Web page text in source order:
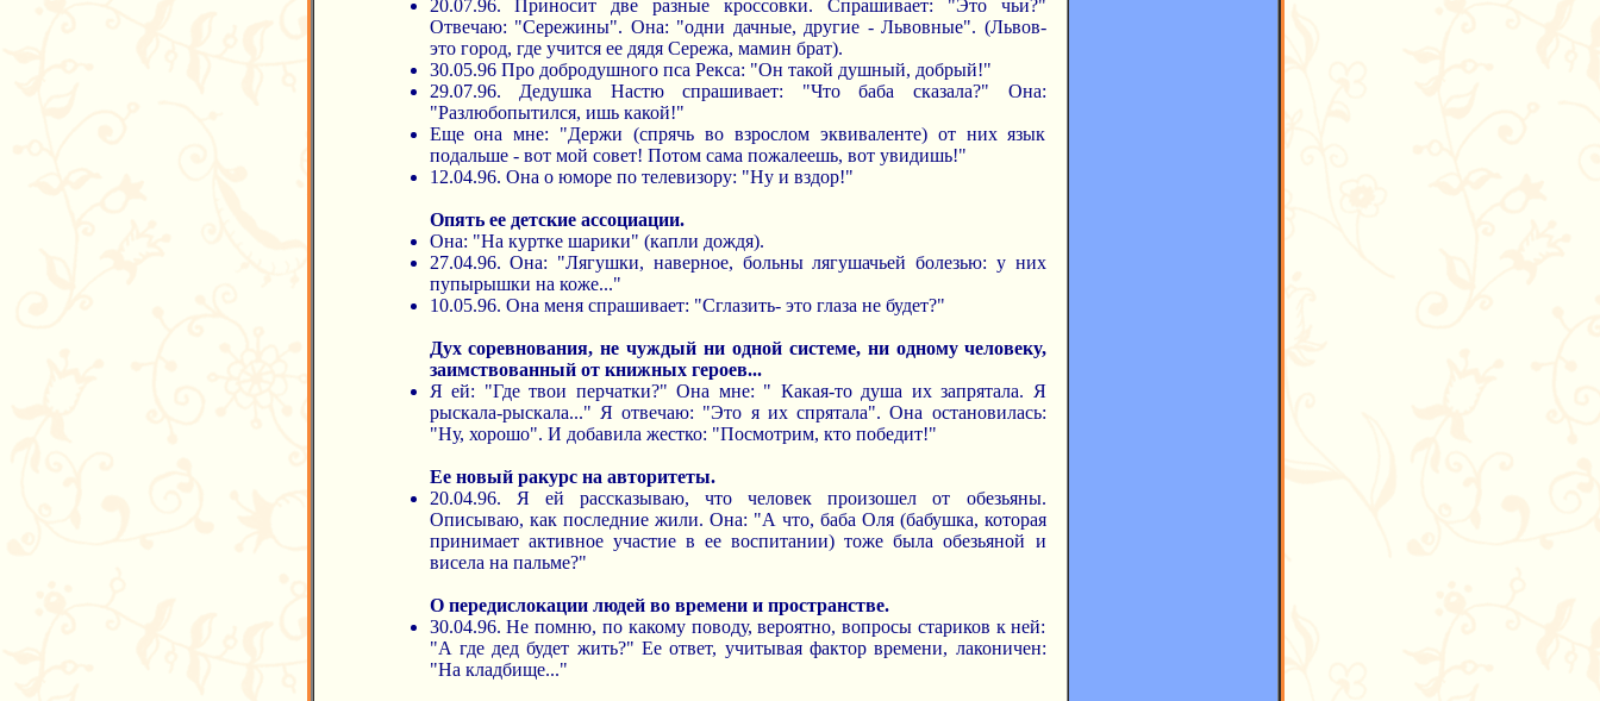
20.07.96. Приносит две разные кроссовки. Спрашивает: "Это чьи?"
Отвечаю: "Сережины". Она: "одни дачные, другие - Львовные". (Львов-
это город, где учится ее дядя Сережа, мамин брат).
30.05.96 Про добродушного пса Рекса: "Он такой душный, добрый!"
29.07.96. Дедушка Настю спрашивает: "Что баба сказала?" Она:
"Разлюбопытился, ишь какой!"
Еще она мне: "Держи (спрячь во взрослом эквиваленте) от них язык
подальше - вот мой совет! Потом сама пожалеешь, вот увидишь!"
12.04.96. Она о юморе по телевизору: "Ну и вздор!"
Опять ее детские ассоциации.
Она: "На куртке шарики" (капли дождя).
27.04.96. Она: "Лягушки, наверное, больны лягушачьей болезью: у них
пупырышки на коже..."
10.05.96. Она меня спрашивает: "Сглазить- это глаза не будет?"
Дух соревнования, не чуждый ни одной системе, ни одному человеку,
заимствованный от книжных героев...
Я ей: "Где твои перчатки?" Она мне: " Какая-то душа их запрятала. Я
рыскала-рыскала..." Я отвечаю: "Это я их спрятала". Она остановилась:
"Ну, хорошо". И добавила жестко: "Посмотрим, кто победит!"
Ее новый ракурс на авторитеты.
20.04.96. Я ей рассказываю, что человек произошел от обезьяны.
Описываю, как последние жили. Она: "А что, баба Оля (бабушка, которая
принимает активное участие в ее воспитании) тоже была обезьяной и
висела на пальме?"
О передислокации людей во времени и пространстве.
30.04.96. Не помню, по какому поводу, вероятно, вопросы стариков к ней:
"А где дед будет жить?" Ее ответ, учитывая фактор времени, лаконичен:
"На кладбище..."